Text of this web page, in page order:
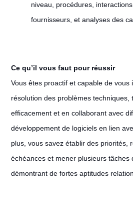
niveau, procédures,
fournisseurs, et analyses des
Ce qu’il vous faut pour réussir
Vous êtes proactif et capable de vous
résolution des problèmes techniques,
efficacement et en collaborant avec
développement de logiciels en lien
plus, vous savez établir des priorités,
échéances et mener plusieurs tâches
démontrant de fortes aptitudes